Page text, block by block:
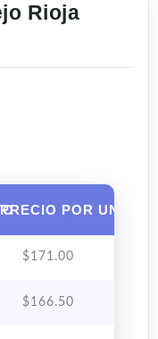
Rioja
PRECIO POR UNIDAD
$171.00
$166.50